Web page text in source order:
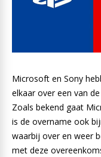
Microsoft en Sony
elkaar over een van
Zoals bekend gaat
is de overname ook
waarbij over en weer
met deze